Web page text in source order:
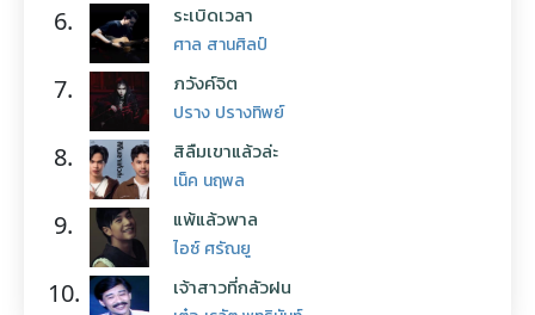
6. ระเบิดเวลา
ศาล สานศิลป์
7. ภวังค์จิต
ปราง ปรางทิพย์
8. สิลืมเขาแล้วล่ะ
เน็ค นฤพล
9. แพ้แล้วพาล
ไอซ์ ศรัณยู
10. เจ้าสาวที่กลัวฝน